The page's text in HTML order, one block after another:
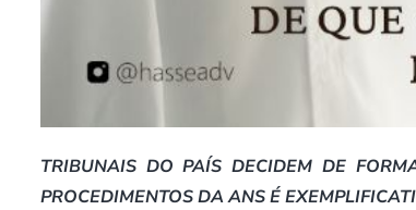
TRIBUNAIS DO PAÍS DECIDEM DE
PROCEDIMENTOS DA ANS É